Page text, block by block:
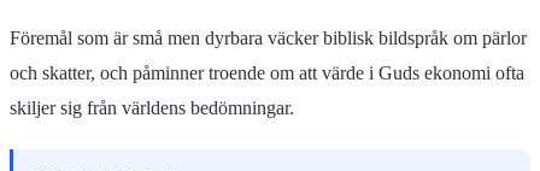
Föremål som är små men dyrbara väcker biblisk bildspråk om pärlor
och skatter, och påminner troende om att värde i Guds ekonomi ofta
skiljer sig från världens bedömningar.